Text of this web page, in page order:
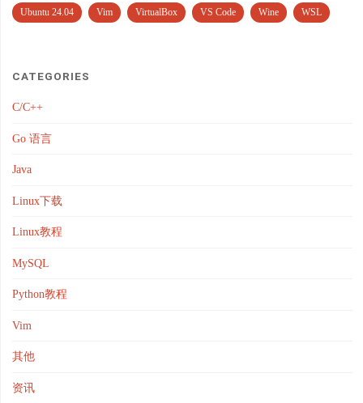
Ubuntu 24.04 Vim VirtualBox VS Code Wine WSL
CATEGORIES
C/C++
Go 语言
Java
Linux下载
Linux教程
MySQL
Python教程
Vim
其他
资讯